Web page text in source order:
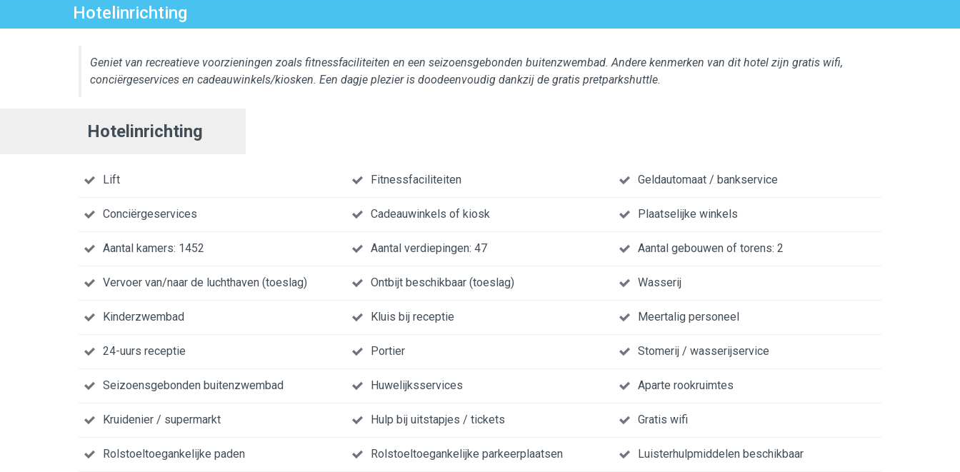
Hotelinrichting
Geniet van recreatieve voorzieningen zoals fitnessfaciliteiten en een seizoensgebonden buitenzwembad. Andere kenmerken van dit hotel zijn gratis wifi,
conciërgeservices en cadeauwinkels/kiosken. Een dagje plezier is doodeenvoudig dankzij de gratis pretparkshuttle.
Hotelinrichting
Lift Fitnessfaciliteiten Geldautomaat / bankservice
Conciërgeservices Cadeauwinkels of kiosk Plaatselijke winkels
Aantal kamers: 1452 Aantal verdiepingen: 47 Aantal gebouwen of torens: 2
Vervoer van/naar de luchthaven (toeslag) Ontbijt beschikbaar (toeslag) Wasserij
Kinderzwembad Kluis bij receptie Meertalig personeel
24-uurs receptie Portier Stomerij / wasserijservice
Seizoensgebonden buitenzwembad Huwelijksservices Aparte rookruimtes
Kruidenier / supermarkt Hulp bij uitstapjes / tickets Gratis wifi
Rolstoeltoegankelijke paden Rolstoeltoegankelijke parkeerplaatsen Luisterhulpmiddelen beschikbaar